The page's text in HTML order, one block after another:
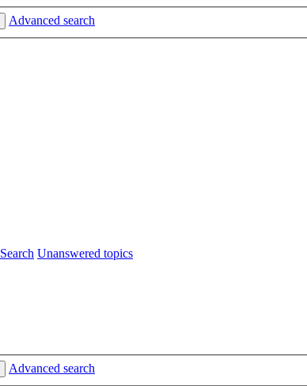
Advanced search
Search Unanswered topics
Advanced search